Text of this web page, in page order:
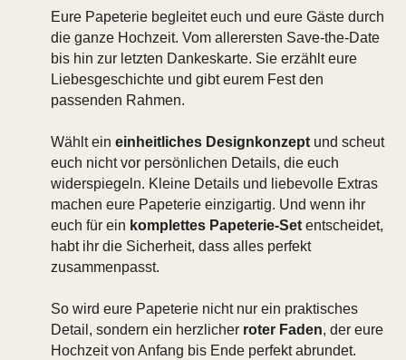
Eure Papeterie begleitet euch und eure Gäste durch
die ganze Hochzeit. Vom allerersten Save-the-Date
bis hin zur letzten Dankeskarte. Sie erzählt eure
Liebesgeschichte und gibt eurem Fest den
passenden Rahmen.
Wählt ein einheitliches Designkonzept und scheut
euch nicht vor persönlichen Details, die euch
widerspiegeln. Kleine Details und liebevolle Extras
machen eure Papeterie einzigartig. Und wenn ihr
euch für ein komplettes Papeterie-Set entscheidet,
habt ihr die Sicherheit, dass alles perfekt
zusammenpasst.
So wird eure Papeterie nicht nur ein praktisches
Detail, sondern ein herzlicher roter Faden, der eure
Hochzeit von Anfang bis Ende perfekt abrundet.